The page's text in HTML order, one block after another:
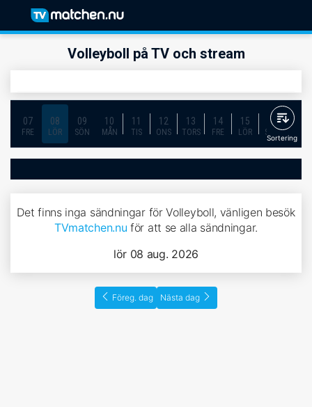
Volleyboll på TV och stream
07
FRE
08
LÖR
09
SÖN
10
MÅN
11
TIS
12
ONS
13
TORS
14
FRE
15
LÖR
16
SÖN
Sortering
Det finns inga sändningar för Volleyboll, vänligen besök
TVmatchen.nu för att se alla sändningar.
lör 08 aug. 2026
Föreg. dag Nästa dag